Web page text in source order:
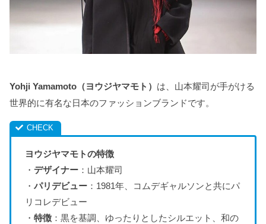
Yohji Yamamoto（ヨウジヤマモト） は、山本耀司が手がける
世界的に有名な日本のファッションブランドです。
ヨウジヤマモトの特徴
・ デザイナー：山本耀司
・ パリデビュー：1981年、コムデギャルソンと共にパ
リコレデビュー
・ 特徴：黒を基調、ゆったりとしたシルエット、和の